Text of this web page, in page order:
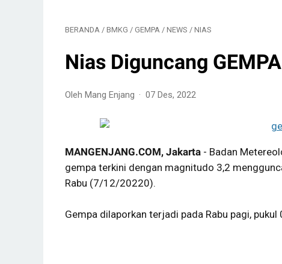
BERANDA / BMKG / GEMPA / NEWS / NIAS
Nias Diguncang
Oleh Mang Enjang 07 Des, 2022
MANGENJANG.COM, Jakarta - Badan
gempa terkini dengan magnitudo 3,2
Rabu (7/12/20220).
Gempa dilaporkan terjadi pada Rabu pagi, pukul